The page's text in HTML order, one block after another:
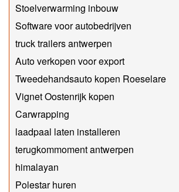
Stoelverwarming inbouw
Software voor autobedrijven
truck trailers antwerpen
Auto verkopen voor export
Tweedehandsauto kopen Roeselare
Vignet Oostenrijk kopen
Carwrapping
laadpaal laten installeren
terugkommoment antwerpen
himalayan
Polestar huren